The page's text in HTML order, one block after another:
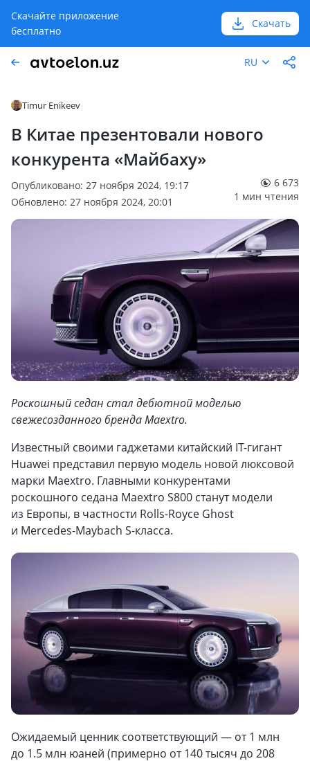
Скачайте приложение
бесплатно
Скачать
RU
Timur Enikeev
В Китае презентовали нового
конкурента «Майбаху»
Опубликовано: 27 ноября 2024, 19:17
Обновлено: 27 ноября 2024, 20:01
6 673
1 мин чтения
Роскошный седан стал дебютной моделью
свежесозданного бренда Maextro.
Известный своими гаджетами китайский IT-гигант
Huawei представил первую модель новой люксовой
марки Maextro. Главными конкурентами
роскошного седана Maextro S800 станут модели
из Европы, в частности Rolls-Royce Ghost
и Mercedes-Maybach S-класса.
Ожидаемый ценник соответствующий — от 1 млн
до 1.5 млн юаней (примерно от 140 тысяч до 208